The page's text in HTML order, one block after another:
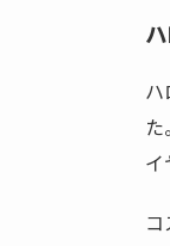
ハ
た
イ